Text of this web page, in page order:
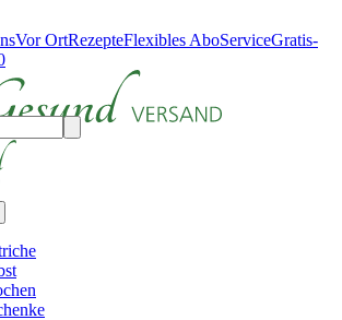
Vor OrtRezepteFlexibles AboServiceGratis-